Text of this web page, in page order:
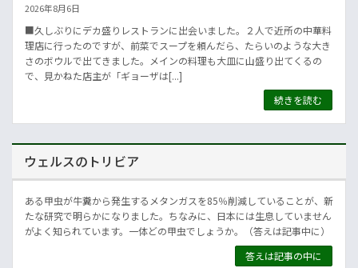
2026年8月6日
■久しぶりにデカ盛りレストランに出会いました。２人で近所の中華料
理店に行ったのですが、前菜でスープを頼んだら、たらいのような大き
さのボウルで出てきました。メインの料理も大皿に山盛り出てくるの
で、見かねた店主が「ギョーザは[...]
続きを読む
ウェルスのトリビア
ある甲虫が牛糞から発生するメタンガスを85％削減していることが、新
たな研究で明らかになりました。ちなみに、日本には生息していません
がよく知られています。一体どの甲虫でしょうか。（答えは記事中に）
答えは記事の中に